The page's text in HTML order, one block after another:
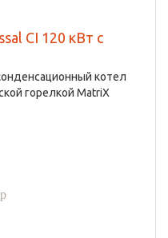
CI 120 кВт с
котел
горелкой MatriX
p